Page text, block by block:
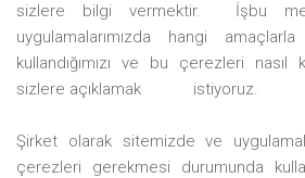
sizlere bilgi vermektir. İşbu
uygulamalarımızda hangi
kullandığımızı ve bu çerezleri
sizlere açıklamak
istiyoruz.
Şirket olarak sitemizde ve
çerezleri gerekmesi durumunda